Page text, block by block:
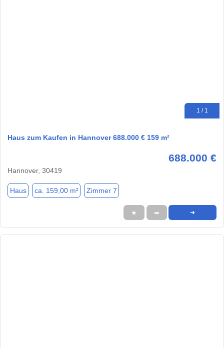
1 / 1
Haus zum Kaufen in Hannover 688.000 € 159 m²
688.000 €
Hannover, 30419
Haus ca. 159,00 m² Zimmer 7
★ ➦ ➜